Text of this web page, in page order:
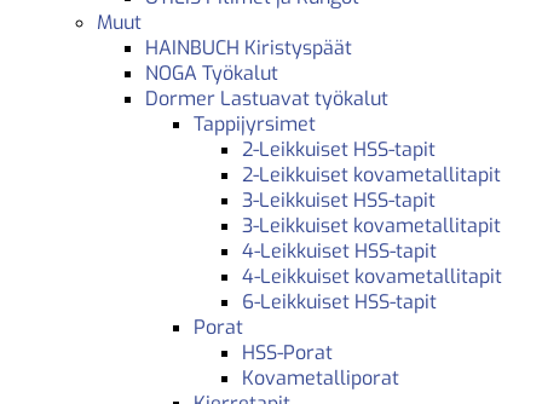
Muut
HAINBUCH Kiristyspäät
NOGA Työkalut
Dormer Lastuavat työkalut
Tappijyrsimet
2-Leikkuiset HSS-tapit
2-Leikkuiset kovametallitapit
3-Leikkuiset HSS-tapit
3-Leikkuiset kovametallitapit
4-Leikkuiset HSS-tapit
4-Leikkuiset kovametallitapit
6-Leikkuiset HSS-tapit
Porat
HSS-Porat
Kovametalliporat